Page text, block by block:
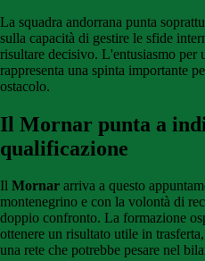
La squadra andorrana punta
sulla capacità di gestire le sfide
risultare decisivo. L'entusiasmo per
rappresenta una spinta importante
ostacolo.
Il Mornar punta a
qualificazione
Il Mornar arriva a questo
montenegrino e con la volontà di
doppio confronto. La formazione
ottenere un risultato utile in
una rete che potrebbe pesare nel